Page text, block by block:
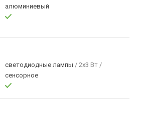
алюминиевый
светодиодные лампы / 2x3 Вт /
сенсорное